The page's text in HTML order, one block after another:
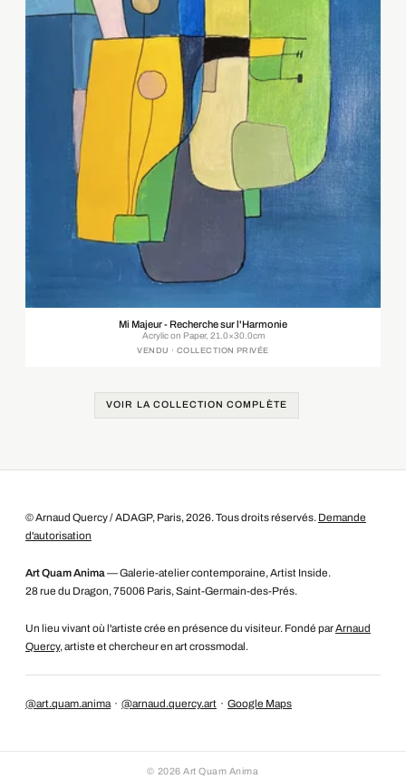
Mi Majeur - Recherche sur l'Harmonie
Acrylic on Paper, 21.0×30.0cm
VENDU · COLLECTION PRIVÉE
VOIR LA COLLECTION COMPLÈTE
© Arnaud Quercy / ADAGP, Paris, 2026. Tous droits réservés. Demande
d'autorisation
Art Quam Anima — Galerie-atelier contemporaine, Artist Inside.
28 rue du Dragon, 75006 Paris, Saint-Germain-des-Prés.
Un lieu vivant où l'artiste crée en présence du visiteur. Fondé parArnaud
Quercy, artiste et chercheur en art crossmodal.
@art.quam.anima · @arnaud.quercy.art · Google Maps
© 2026 Art Quam Anima